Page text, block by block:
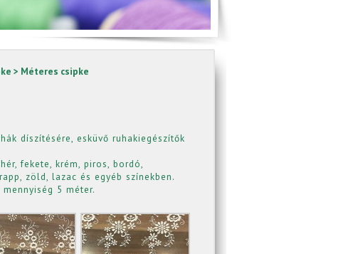
> Méteres csipke
díszítésére, esküvő ruhakiegészítők
fekete, krém, piros, bordó,
zöld, lazac és egyéb színekben.
5 méter.